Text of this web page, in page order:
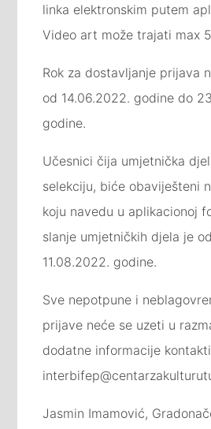
linka elektronskim putem
Video art može trajati max
Rok za dostavljanje prijava
od 14.06.2022. godine do
godine.
Učesnici čija umjetnička
selekciju, biće obaviješteni
koju navedu u aplikacionoj
slanje umjetničkih djela je
11.08.2022. godine.
Sve nepotpune i
prijave neće se uzeti u
dodatne informacije
Jasmin Imamović,